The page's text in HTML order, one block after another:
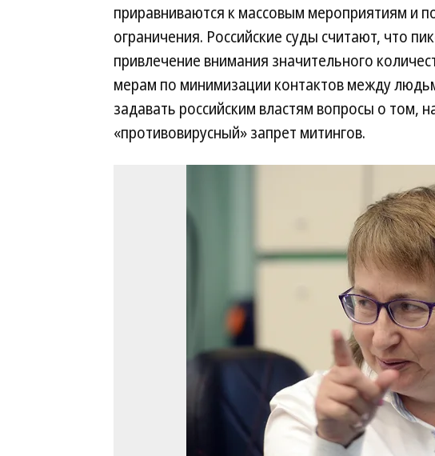
приравниваются к массовым мероприятиям и
ограничения. Российские суды считают, что
привлечение внимания значительного
мерам по минимизации контактов между
задавать российским властям вопросы о том,
«противовирусный» запрет митингов.